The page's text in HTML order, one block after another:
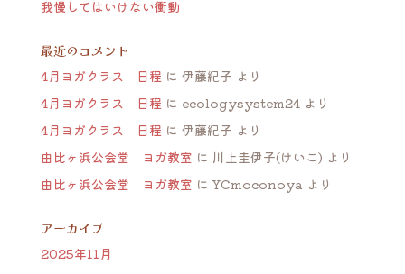
我慢してはいけない衝動
最近のコメント
4月ヨガクラス 日程 に 伊藤紀子 より
4月ヨガクラス 日程 に ecologysystem24より
4月ヨガクラス 日程 に 伊藤紀子 より
由比ヶ浜公会堂 ヨガ教室 に 川上圭伊子(けいこ) より
由比ヶ浜公会堂 ヨガ教室 に YCmoconoya より
アーカイブ
2025年11月